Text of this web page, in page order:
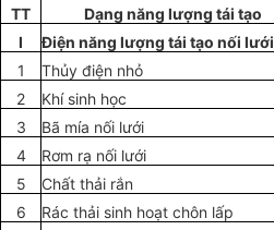
TT
Dạng năng lượng tái tạo
I
Điện năng lượng tái tạo nối lưới
1
Thủy điện nhỏ
2
Khí sinh học
3
Bã mía nối lưới
4
Rơm rạ nối lưới
5
Chất thải rắn
6
Rác thải sinh hoạt chôn lấp